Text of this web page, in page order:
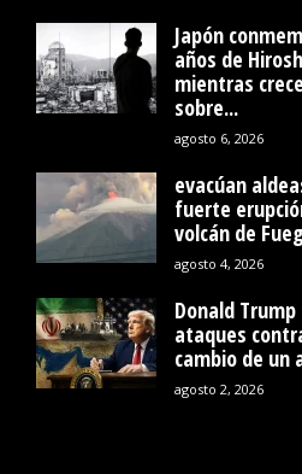
Japón
años de
mientras
sobre...
agosto 6, 2026
evacúan
fuerte
volcán de
agosto 4, 2026
Donald
ataques
cambio de un
agosto 2, 2026